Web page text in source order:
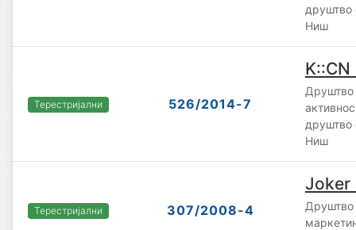
друштво
Ниш
Терестријални 526/2014-7
K::CN
Друштво
друштво
Ниш
Терестријални 307/2008-4
Joker
Друштво